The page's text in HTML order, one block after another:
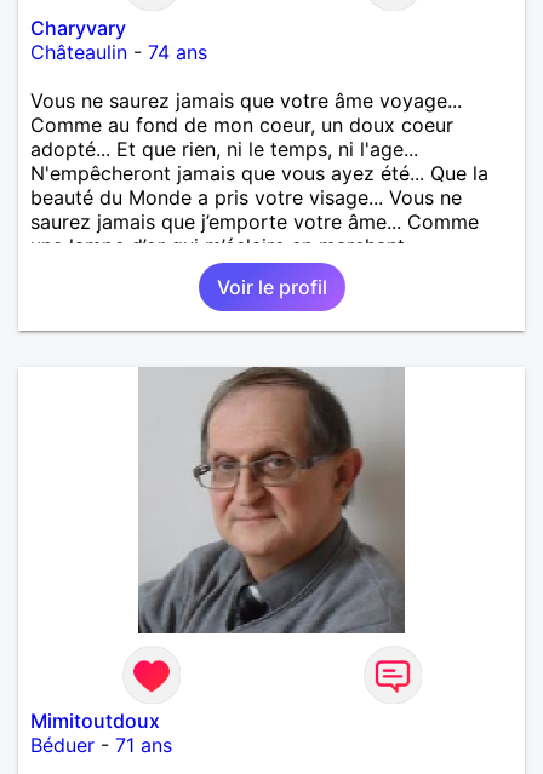
Charyvary
Châteaulin - 74 ans
Vous ne saurez jamais que votre âme voyage...
Comme au fond de mon coeur, un doux coeur
adopté... Et que rien, ni le temps, ni l'age...
N'empêcheront jamais que vous ayez été... Que la
beauté du Monde a pris votre visage... Vous ne
saurez jamais que j’emporte votre âme... Comme
une lampe d’or qui m’éclaire en marchant...
Voir le profil
Mimitoutdoux
Béduer - 71 ans